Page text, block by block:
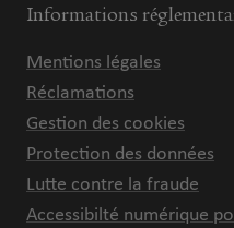
Informations
Mentions légales
Réclamations
Gestion des cookies
Protection des données
Lutte contre la fraude
Accessibilté numérique